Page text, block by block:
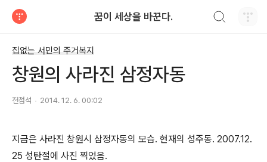
꿈이 세상을 바꾼다.
집없는 서민의 주거복지
창원의 사라진 삼정자동
전점석 2014. 12. 6. 00:02
지금은 사라진 창원시 삼정자동의 모습. 현재의 성주동. 2007.12.
25 성탄절에 사진 찍었음. ​